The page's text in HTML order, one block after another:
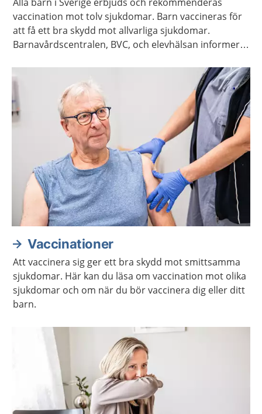
vaccination mot tolv sjukdomar. Barn vaccineras för
att få ett bra skydd mot allvarliga sjukdomar.
Barnavårdscentralen, BVC, och elevhälsan informerar
Vaccinationer
Att vaccinera sig ger ett bra skydd mot smittsamma
sjukdomar. Här kan du läsa om vaccination mot olika
sjukdomar och om när du bör vaccinera dig eller ditt
barn.